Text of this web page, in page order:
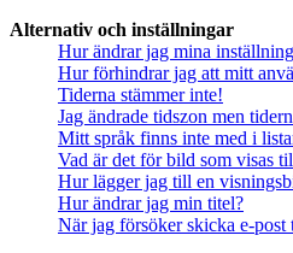
Alternativ och inställningar
Hur ändrar jag mina
Hur förhindrar jag att mitt
Tiderna stämmer inte!
Jag ändrade tidszon men
Mitt språk finns inte med i
Vad är det för bild som visas
Hur lägger jag till en
Hur ändrar jag min titel?
När jag försöker skicka e-